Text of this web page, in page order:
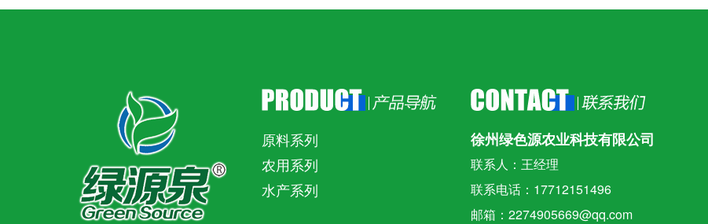
原料系列
农用系列
水产系列
徐州绿色源农业科技有限公司
联系人：王经理
联系电话：17712151496
邮箱：2274905669@qq.com